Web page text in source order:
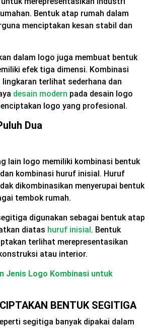
Bentuk atap rumah dalam
menciptakan kesan stabil dan
dalam logo juga membuat bentuk
efek tiga dimensi. Kombinasi
terlihat sederhana dan
desain modern pada desain logo
logo yang profesional.
Dua
lain logo memiliki kombinasi bentuk
kombinasi huruf inisial. Huruf
dikombinasikan menyerupai bentuk
tembok rumah.
digunakan sebagai bentuk atap
diatas huruf inisial. Bentuk
terlihat merepresentasikan
atau interior.
Jenis Logo Kombinasi untuk
BENTUK SEGITIGA
segitiga banyak dipakai dalam